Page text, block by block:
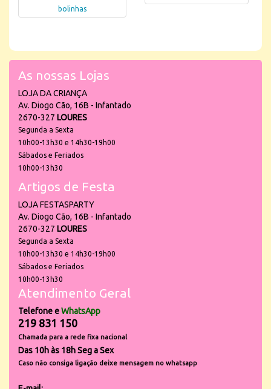
bolinhas
As nossas Lojas
LOJA DA CRIANÇA
Av. Diogo Cão, 16B - Infantado
2670-327 LOURES
Segunda a Sexta
10h00-13h30 e 14h30-19h00
Sábados e Feriados
10h00-13h30
Artigos de Festa
LOJA FESTASPARTY
Av. Diogo Cão, 16B - Infantado
2670-327 LOURES
Segunda a Sexta
10h00-13h30 e 14h30-19h00
Sábados e Feriados
10h00-13h30
Atendimento Geral
Telefone eWhatsApp
219 831 150
Chamada para a rede fixa nacional
Das 10h às 18h Seg a Sex
Caso não consiga ligação deixe mensagem no whatsapp